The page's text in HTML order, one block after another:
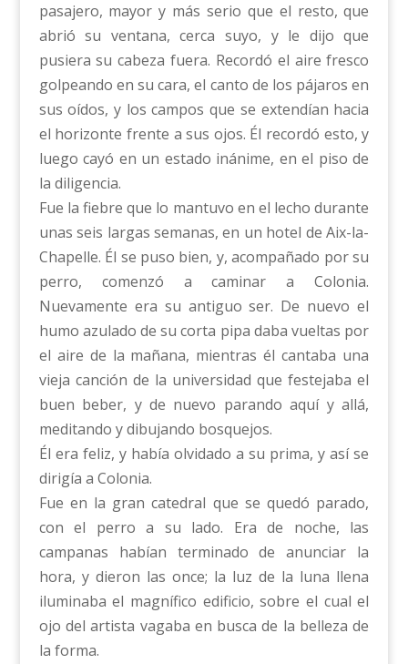
pasajero, mayor y más serio que el resto, que
abrió su ventana, cerca suyo, y le dijo que
pusiera su cabeza fuera. Recordó el aire fresco
golpeando en su cara, el canto de los pájaros en
sus oídos, y los campos que se extendían hacia
el horizonte frente a sus ojos. Él recordó esto, y
luego cayó en un estado inánime, en el piso de
la diligencia.
Fue la fiebre que lo mantuvo en el lecho durante
unas seis largas semanas, en un hotel de Aix-la-
Chapelle. Él se puso bien, y, acompañado por su
perro, comenzó a caminar a Colonia.
Nuevamente era su antiguo ser. De nuevo el
humo azulado de su corta pipa daba vueltas por
el aire de la mañana, mientras él cantaba una
vieja canción de la universidad que festejaba el
buen beber, y de nuevo parando aquí y allá,
meditando y dibujando bosquejos.
Él era feliz, y había olvidado a su prima, y así se
dirigía a Colonia.
Fue en la gran catedral que se quedó parado,
con el perro a su lado. Era de noche, las
campanas habían terminado de anunciar la
hora, y dieron las once; la luz de la luna llena
iluminaba el magnífico edificio, sobre el cual el
ojo del artista vagaba en busca de la belleza de
la forma.